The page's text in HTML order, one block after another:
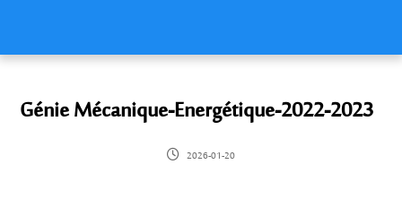
Génie Mécanique-Energétique-2022-2023
2026-01-20